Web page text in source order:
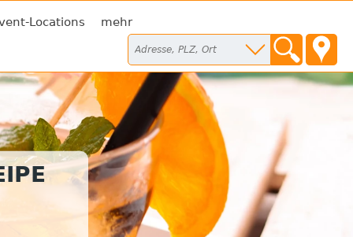
Locations mehr